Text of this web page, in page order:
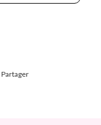
Partager